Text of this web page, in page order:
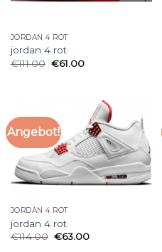
JORDAN 4 ROT
jordan 4 rot
€111.00 €61.00
Angebot!
JORDAN 4 ROT
jordan 4 rot
€114.00 €63.00